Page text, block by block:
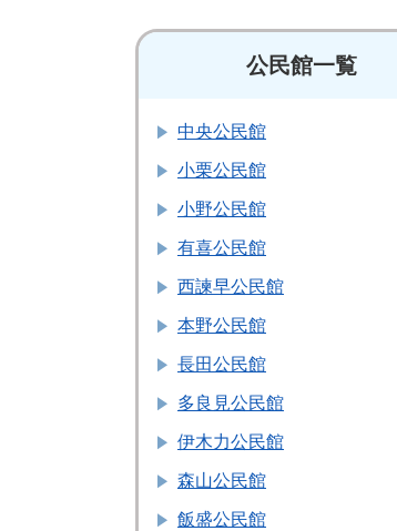
公民館一覧
中央公民館
小栗公民館
小野公民館
有喜公民館
西諫早公民館
本野公民館
長田公民館
多良見公民館
伊木力公民館
森山公民館
飯盛公民館